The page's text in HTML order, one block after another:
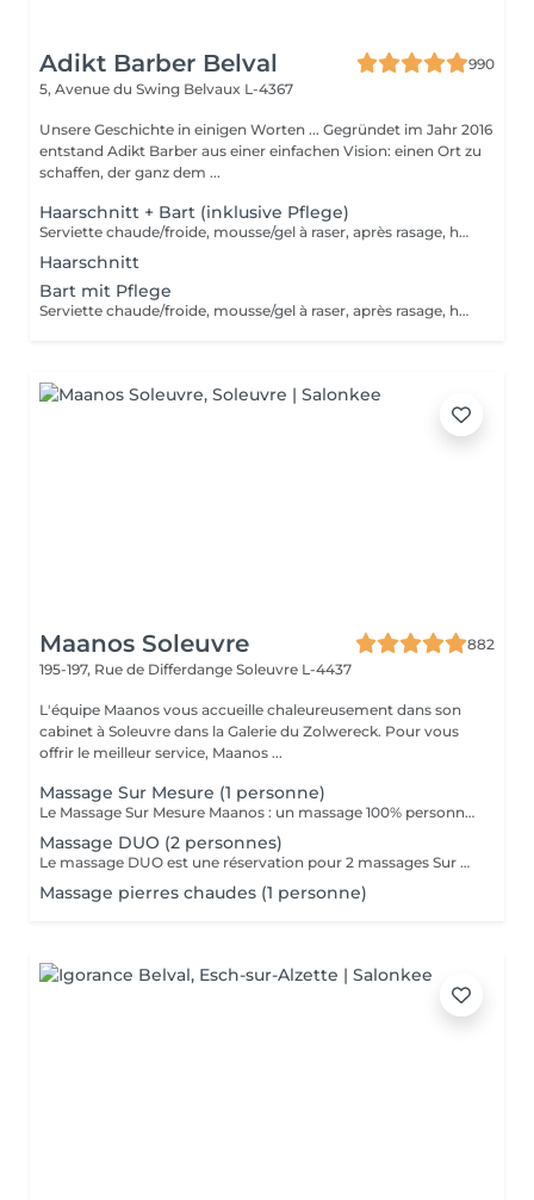
Adikt Barber Belval
990
5, Avenue du Swing Belvaux L-4367
Unsere Geschichte in einigen Worten ... Gegründet im Jahr 2016
entstand Adikt Barber aus einer einfachen Vision: einen Ort zu
schaffen, der ganz dem ...
Haarschnitt + Bart (inklusive Pflege)
Serviette chaude/froide, mousse/gel à raser, après rasage, huile/balm à barbe et wax/gel
Haarschnitt
Bart mit Pflege
Serviette chaude/froide, mousse/gel à raser, après rasage, huile/balm à barbe et wax/gel
Maanos Soleuvre
882
195-197, Rue de Differdange Soleuvre L-4437
L'équipe Maanos vous accueille chaleureusement dans son
cabinet à Soleuvre dans la Galerie du Zolwereck. Pour vous
offrir le meilleur service, Maanos ...
Massage Sur Mesure (1 personne)
Le Massage Sur Mesure Maanos : un massage 100% personnalisé en fonction de vos besoins et de vos envies !
Massage DUO (2 personnes)
Le massage DUO est une réservation pour 2 massages Sur Mesure, en même temps dans la même cabine. Les 2 personnes pourront personnaliser leurs massages en fonction de leurs envies. Possibilité de demander 2 cabines séparées en arrivant sur place.
Massage pierres chaudes (1 personne)